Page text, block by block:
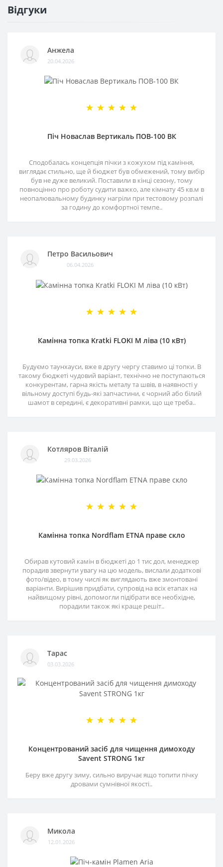
Відгуки
Анжела
20.04.2026
Піч Новаслав Вертикаль ПОВ-100 ВК
Сподобалась концепція пічки з кожухом під каміння,
виглядає стильно, ще й бюджет був обмежений, тому вибір
був не дуже великий. Поставили в кінці сезону, тому
повноцінно про роботу судити важко, але кімнату 45 кв.м в
неопалювальному будинку нагріли при тестовому розпалі
за годину до комфортної темпе..
Петро Васильович
06.04.2026
Камінна топка Kratki FLOKI M ліва (10 кВт)
Будуємо таунхауси, вже в другу чергу ставимо ці топки. В
такому бюджеті чудовий варіант, технічно не поступаються
конкурентам, гарна якість металу та швів, в наявності у
вільному доступі будь-які запчастини, є чорний або білий
шамот в середині, є декоративні рамки, що ще треба..
Котляров Віталій
29.03.2026
Камінна топка Nordflam ETNA праве скло
Обирав кутовий камін в бюджеті до 1 тис дол, менеджер
порадив звернути увагу на цю модель, вислали додаткові
фото/відео, в тому числі як виглядають вже змонтовані
варіанти. Вирішив придбати, супровід на всіх етапах на
найвищому рівні, допомогли підібрати все необхідне,
порадили також які краще решіт..
Тарас
03.03.2026
Концентрований засіб для чищення димоходу
Savent STRONG 1кг
Беру вже другу зиму, сильно виручає ящо топити пічку
дровами сумнівної якості..
Микола
12.01.2026